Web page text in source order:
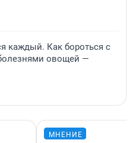
каждый. Как бороться с
овощей —
МНЕНИЕ